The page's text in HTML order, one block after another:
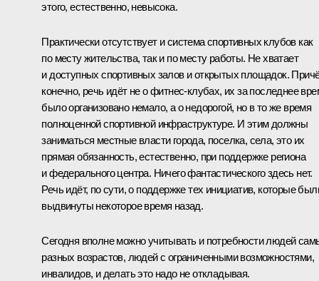
этого, естественно, невысока.
Практически отсутствует и система спортивных клубов как
по месту жительства, так и по месту работы. Не хватает
и доступных спортивных залов и открытых площадок.
конечно, речь идёт не о фитнес-клубах, их за последнее
было организовано немало, а о недорогой, но в то же время
полноценной спортивной инфраструктуре. И этим должны
заниматься местные власти города, поселка, села, это их
прямая обязанность, естественно, при поддержке региона
и федерального центра. Ничего фантастического здесь нет.
Речь идёт, по сути, о поддержке тех инициатив, которые
выдвинуты некоторое время назад.
Сегодня вполне можно учитывать и потребности людей
разных возрастов, людей с ограниченными возможностями,
инвалидов, и делать это надо не откладывая.